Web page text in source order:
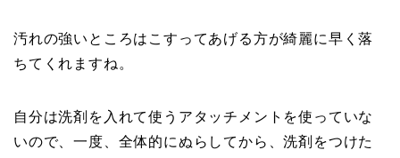
汚れの強いところはこすってあげる方が綺麗に早く落
ちてくれますね。
自分は洗剤を入れて使うアタッチメントを使っていな
いので、一度、全体的にぬらしてから、洗剤をつけた